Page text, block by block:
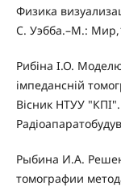
Физика
С. Уэбба.–М.:
Рибіна І.О.
імпедансній
Вісник НТУУ "КПІ".
Рыбина И.А.
томографии